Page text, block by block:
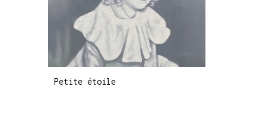
Petite étoile